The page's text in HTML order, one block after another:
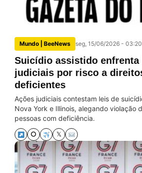
Mundo | BeeNews seg, 15/06/2026 - 03:20
Suicídio assistido enfrenta
judiciais por risco a
deficientes
Ações judiciais contestam leis de
Nova York e Illinois, alegando violação
pessoas com deficiência.
⭘ 𝕏